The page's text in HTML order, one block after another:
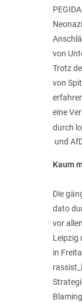
von
Trotz
von
eine
durch
und
Kaum
Die
dato
vor
Leipzig
in